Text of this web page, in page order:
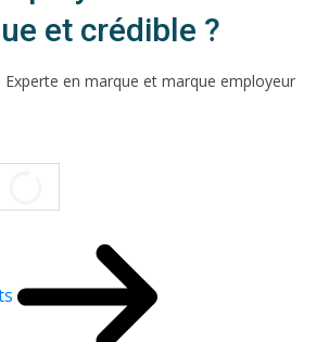
et crédible ?
Experte en marque et marque employeur